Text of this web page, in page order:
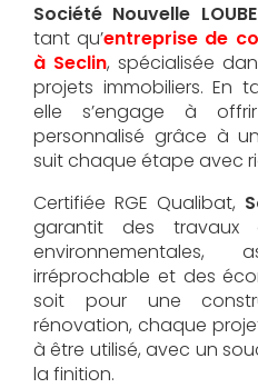
Société Nouvelle
tant qu’entreprise de
à Seclin, spécialisée
projets immobiliers. En
elle s’engage à
personnalisé grâce à
suit chaque étape avec
Certifiée RGE Qualibat,
garantit des travaux
irréprochable et des
soit pour une
rénovation, chaque
à être utilisé, avec un
la finition.